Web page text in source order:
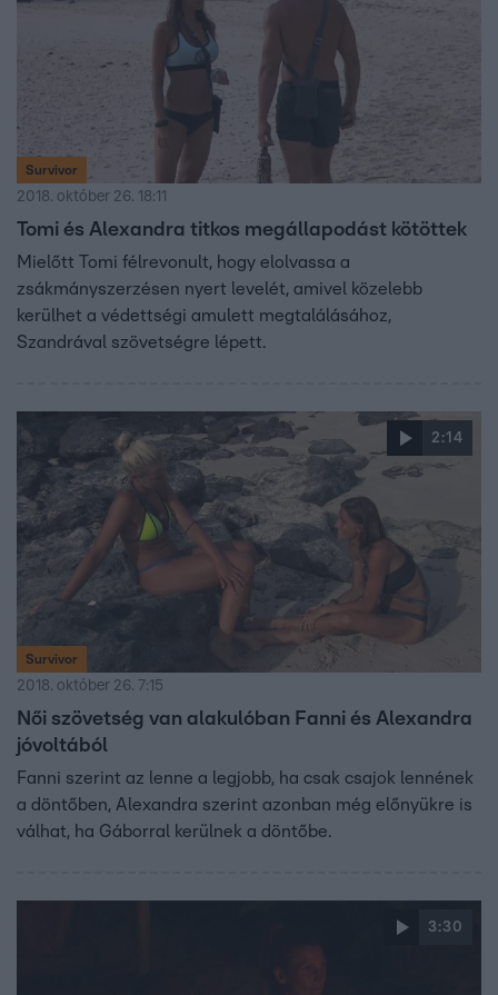
Survivor
2018. október 26. 18:11
Tomi és Alexandra titkos megállapodást kötöttek
Mielőtt Tomi félrevonult, hogy elolvassa a
zsákmányszerzésen nyert levelét, amivel közelebb
kerülhet a védettségi amulett megtalálásához,
Szandrával szövetségre lépett.
2:14
Survivor
2018. október 26. 7:15
Női szövetség van alakulóban Fanni és Alexandra
jóvoltából
Fanni szerint az lenne a legjobb, ha csak csajok lennének
a döntőben, Alexandra szerint azonban még előnyükre is
válhat, ha Gáborral kerülnek a döntőbe.
3:30